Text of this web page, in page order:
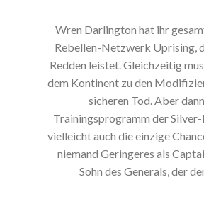
Wren Darlington hat ihr
Rebellen-Netzwerk Uprising,
Redden leistet. Gleichzeitig
dem Kontinent zu den
sicheren Tod. Aber
Trainingsprogramm der
vielleicht auch die einzige
niemand Geringeres als
Sohn des Generals, der